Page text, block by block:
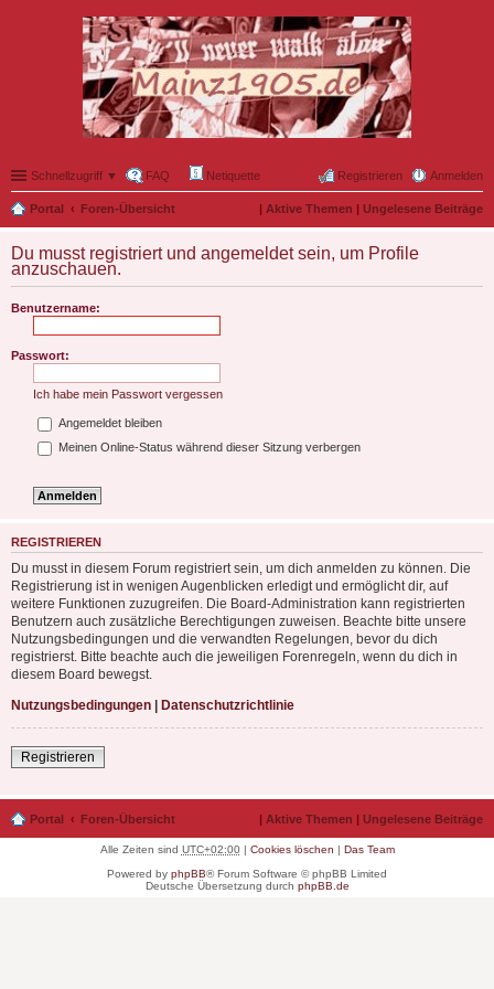
Schnellzugriff ▼ FAQ Netiquette Anmelden
Registrieren
Portal Foren-Übersicht | Aktive Themen | Ungelesene Beiträge
Du musst registriert und angemeldet sein, um Profile
anzuschauen.
Benutzername:
Passwort:
Ich habe mein Passwort vergessen
Angemeldet bleiben
Meinen Online-Status während dieser Sitzung verbergen
REGISTRIEREN
Du musst in diesem Forum registriert sein, um dich anmelden zu können. Die
Registrierung ist in wenigen Augenblicken erledigt und ermöglicht dir, auf
weitere Funktionen zuzugreifen. Die Board-Administration kann registrierten
Benutzern auch zusätzliche Berechtigungen zuweisen. Beachte bitte unsere
Nutzungsbedingungen und die verwandten Regelungen, bevor du dich
registrierst. Bitte beachte auch die jeweiligen Forenregeln, wenn du dich in
diesem Board bewegst.
Nutzungsbedingungen | Datenschutzrichtlinie
Registrieren
Portal Foren-Übersicht | Aktive Themen | Ungelesene Beiträge
Alle Zeiten sind UTC+02:00| Cookies löschen | Das Team
Powered by phpBB® Forum Software © phpBB Limited
Deutsche Übersetzung durch phpBB.de